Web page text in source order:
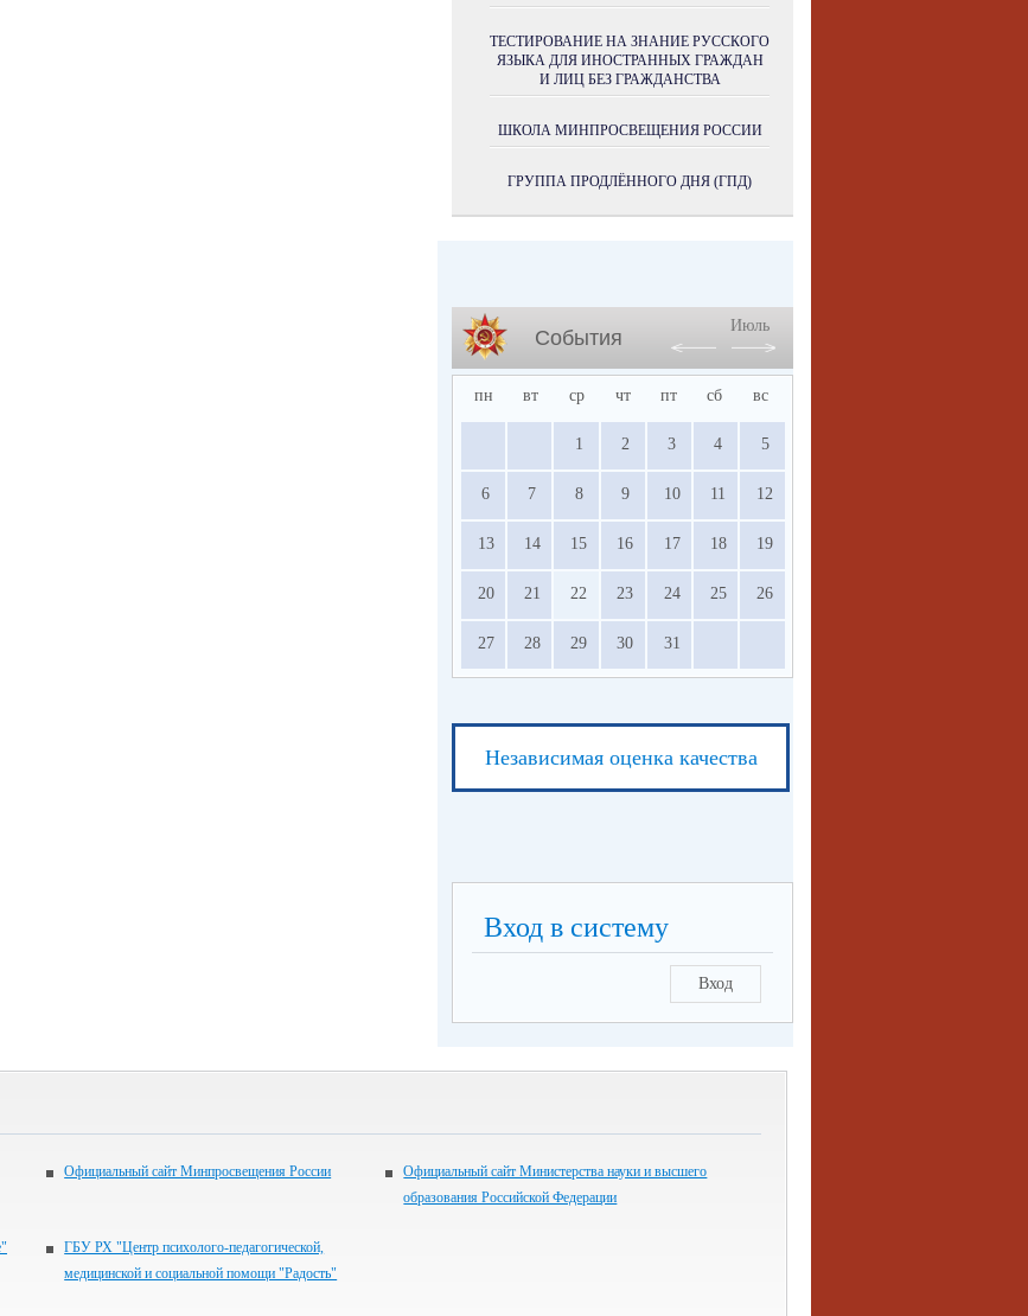
ТЕСТИРОВАНИЕ НА ЗНАНИЕ РУССКОГО
ЯЗЫКА ДЛЯ ИНОСТРАННЫХ ГРАЖДАН
И ЛИЦ БЕЗ ГРАЖДАНСТВА
ШКОЛА МИНПРОСВЕЩЕНИЯ РОССИИ
ГРУППА ПРОДЛЁННОГО ДНЯ (ГПД)
События
Июль
пн вт ср чт пт сб вс
1 2 3 4 5
6 7 8 9 10 11 12
13 14 15 16 17 18 19
20 21 22 23 24 25 26
27 28 29 30 31
Независимая оценка качества
Вход в систему
Вход
Официальный сайт Минпросвещения России
Официальный сайт Министерства науки и высшего
образования Российской Федерации
ГБУ РХ "Центр психолого-педагогической,
медицинской и социальной помощи "Радость"